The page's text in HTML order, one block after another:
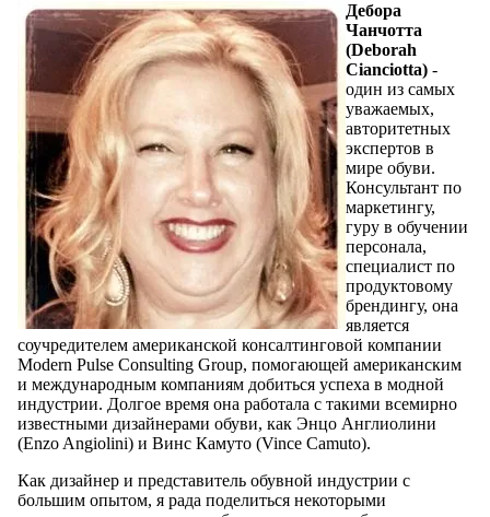
Дебора
Чанчотта
(Deborah
Cianciotta) -
один из самых
уважаемых,
авторитетных
экспертов в
мире обуви.
Консультант по
маркетингу,
гуру в обучении
персонала,
специалист по
продуктовому
брендингу, она
является
соучредителем американской консалтинговой компании
Modern Pulse Consulting Group, помогающей американским
и международным компаниям добиться успеха в модной
индустрии. Долгое время она работала с такими всемирно
известными дизайнерами обуви, как Энцо Англиолини
(Enzo Angiolini) и Винс Камуто (Vince Camuto).
Как дизайнер и представитель обувной индустрии с
большим опытом, я рада поделиться некоторыми